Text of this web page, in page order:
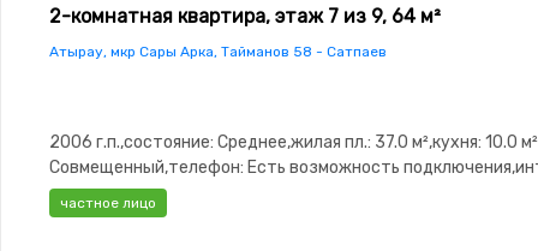
2-комнатная квартира, этаж 7 из 9, 64 м²
Атырау, мкр Сары Арка, Тайманов 58 - Сатпаев
2006 г.п.,состояние: Среднее,жилая пл.: 37.0 м²,кухня: 10.0
Совмещенный,телефон: Есть возможность
Оптика,Полностью меблирована,Полностью
Паркинг,Домофон,Видеонаблюдение,Пластиковые
частное лицо